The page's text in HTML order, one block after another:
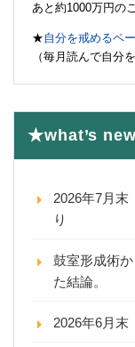
あと約1000万円の
★自分を戒めるペ
（毎月読んで自分
★what’s
2026年7月
り
鼓室形成術
た結論。
2026年6月